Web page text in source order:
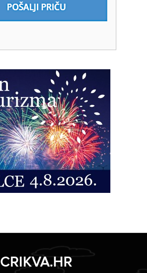
CRIKVA.HR